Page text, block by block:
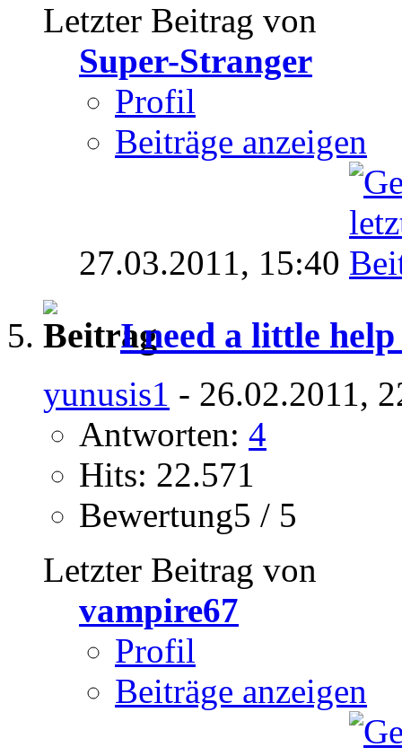
Letzter Beitrag von
Super-Stranger
Profil
Beiträge anzeigen
27.03.2011, 15:40
I need a little
yunusis1 - 26.02.2011,
Antworten: 4
Hits: 22.571
Bewertung5 / 5
Letzter Beitrag von
vampire67
Profil
Beiträge anzeigen